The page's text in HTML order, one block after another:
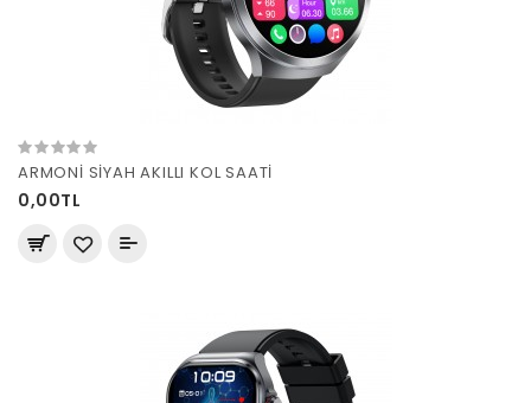
ARMONİ SİYAH AKILLI KOL SAATİ
0,00TL